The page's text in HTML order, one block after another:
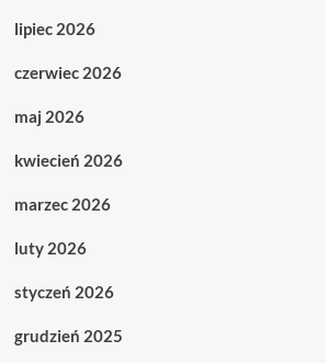
lipiec 2026
czerwiec 2026
maj 2026
kwiecień 2026
marzec 2026
luty 2026
styczeń 2026
grudzień 2025